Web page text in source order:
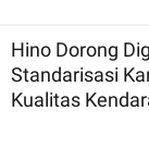
Hino Dorong
Standarisasi
Kualitas